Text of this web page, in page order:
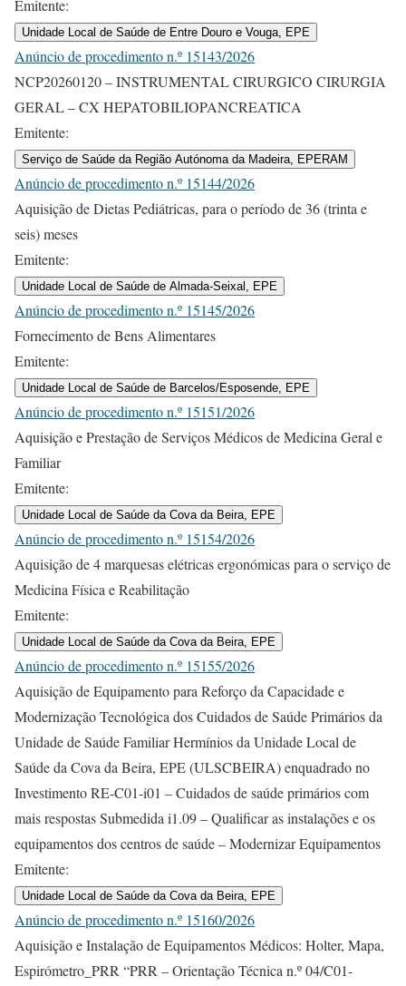
Emitente:
Unidade Local de Saúde de Entre Douro e Vouga, EPE
Anúncio de procedimento n.º 15143/2026
NCP20260120 – INSTRUMENTAL CIRURGICO CIRURGIA
GERAL – CX HEPATOBILIOPANCREATICA
Emitente:
Serviço de Saúde da Região Autónoma da Madeira, EPERAM
Anúncio de procedimento n.º 15144/2026
Aquisição de Dietas Pediátricas, para o período de 36 (trinta e
seis) meses
Emitente:
Unidade Local de Saúde de Almada-Seixal, EPE
Anúncio de procedimento n.º 15145/2026
Fornecimento de Bens Alimentares
Emitente:
Unidade Local de Saúde de Barcelos/Esposende, EPE
Anúncio de procedimento n.º 15151/2026
Aquisição e Prestação de Serviços Médicos de Medicina Geral e
Familiar
Emitente:
Unidade Local de Saúde da Cova da Beira, EPE
Anúncio de procedimento n.º 15154/2026
Aquisição de 4 marquesas elétricas ergonómicas para o serviço de
Medicina Física e Reabilitação
Emitente:
Unidade Local de Saúde da Cova da Beira, EPE
Anúncio de procedimento n.º 15155/2026
Aquisição de Equipamento para Reforço da Capacidade e
Modernização Tecnológica dos Cuidados de Saúde Primários da
Unidade de Saúde Familiar Hermínios da Unidade Local de
Saúde da Cova da Beira, EPE (ULSCBEIRA) enquadrado no
Investimento RE-C01-i01 – Cuidados de saúde primários com
mais respostas Submedida i1.09 – Qualificar as instalações e os
equipamentos dos centros de saúde – Modernizar Equipamentos
Emitente:
Unidade Local de Saúde da Cova da Beira, EPE
Anúncio de procedimento n.º 15160/2026
Aquisição e Instalação de Equipamentos Médicos: Holter, Mapa,
Espirómetro_PRR “PRR – Orientação Técnica n.º 04/C01-